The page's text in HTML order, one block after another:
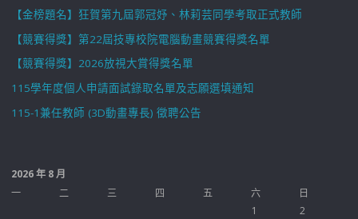
【金榜題名】狂賀第九屆郭冠妤、林莉芸同學考取正式教師
【競賽得獎】第22屆技專校院電腦動畫競賽得獎名單
【競賽得獎】2026放視大賞得獎名單
115學年度個人申請面試錄取名單及志願選填通知
115-1兼任教師 (3D動畫專長) 徵聘公告
2026 年 8 月
一
二 三 四 五 六
日
1
2